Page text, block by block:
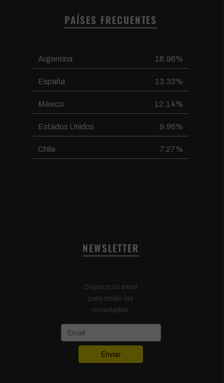
PAÍSES FRECUENTES
Argentina 18.96%
España 13.33%
México 12.14%
Estados Unidos 9.96%
Chile 7.27%
NEWSLETTER
Déjanos tu email
para recibir las
novedades: